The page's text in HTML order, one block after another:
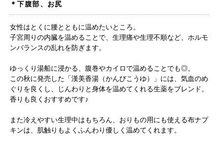
＊下腹部、お尻
女性はとくに腰とともに温めたいところ。
子宮周りの内臓を温めることで、生理痛や生理不順など、ホルモ
ンバランスの乱れを防ぎます。
ゆっくり湯船に浸かる、腹巻やカイロで温めることでも◎。
この秋に発売した「漢美香湯（かんびこうゆ）」には、気血のめ
ぐりを良くし、じんわりと身体を温めてくれる生薬をブレンド。
香りも良くおすすめです♪
また冷えやすい生理中はもちろん、おりもの用にも使える布ナプ
キンは、肌触りもよくふんわり優しく温めてくれます。